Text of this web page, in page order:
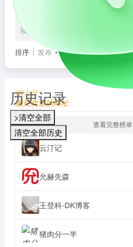
历史记录
>清空全部
清空全部历史
琐碎点滴
排序 发布 更新 浏览 点赞
烟火录
最受欢迎的网址
查看完整榜单
云汀记
允赫先森
王登科-DK博客
猪肉分一半